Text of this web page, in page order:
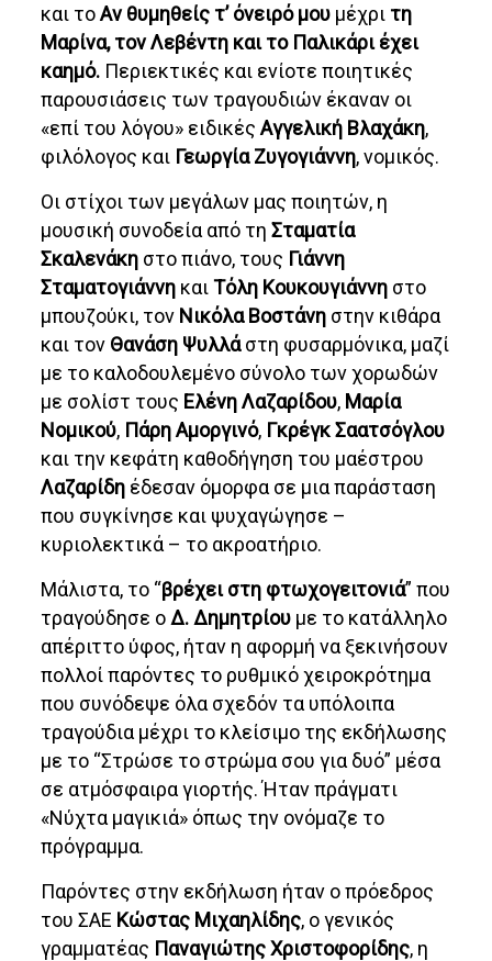
και τοΑν θυμηθείς τ’ όνειρό μου μέχρι τη
Μαρίνα, τον Λεβέντη και το Παλικάρι έχει
καημό. Περιεκτικές και ενίοτε ποιητικές
παρουσιάσεις των τραγουδιών έκαναν οι
«επί του λόγου» ειδικέςΑγγελική Βλαχάκη,
φιλόλογος και Γεωργία Ζυγογιάννη, νομικός.
Οι στίχοι των μεγάλων μας ποιητών, η
μουσική συνοδεία από τηΣταματία
Σκαλενάκη στο πιάνο, τους Γιάννη
Σταματογιάννη καιΤόλη Κουκουγιάννη στο
μπουζούκι, τον Νικόλα Βοστάνη στην κιθάρα
και τον Θανάση Ψυλλάστη φυσαρμόνικα, μαζί
με το καλοδουλεμένο σύνολο των χορωδών
με σολίστ τους Ελένη Λαζαρίδου, Mαρία
Νομικού, Πάρη Αμοργινό, Γκρέγκ Σαατσόγλου
και την κεφάτη καθοδήγηση του μαέστρου
Λαζαρίδη έδεσαν όμορφα σε μια παράσταση
που συγκίνησε και ψυχαγώγησε –
κυριολεκτικά – το ακροατήριο.
Μάλιστα, το “βρέχει στη φτωχογειτονιά” που
τραγούδησε ο Δ. Δημητρίου με το κατάλληλο
απέριττο ύφος, ήταν η αφορμή να ξεκινήσουν
πολλοί παρόντες το ρυθμικό χειροκρότημα
που συνόδεψε όλα σχεδόν τα υπόλοιπα
τραγούδια μέχρι το κλείσιμο της εκδήλωσης
με το “Στρώσε το στρώμα σου για δυό” μέσα
σε ατμόσφαιρα γιορτής. Ήταν πράγματι
«Νύχτα μαγικιά» όπως την ονόμαζε το
πρόγραμμα.
Παρόντες στην εκδήλωση ήταν ο πρόεδρος
του ΣΑΕ Κώστας Μιχαηλίδης, ο γενικός
γραμματέας Παναγιώτης Χριστοφορίδης, η